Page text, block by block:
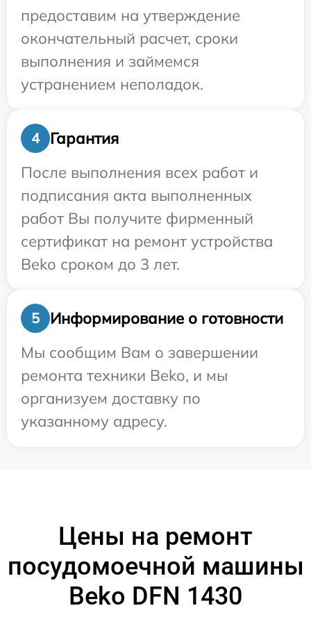
предоставим на утверждение
окончательный расчет, сроки
выполнения и займемся
устранением неполадок.
4
Гарантия
После выполнения всех работ и
подписания акта выполненных
работ Вы получите фирменный
сертификат на ремонт устройства
Beko сроком до 3 лет.
5
Информирование о готовности
Мы сообщим Вам о завершении
ремонта техники Beko, и мы
организуем доставку по
указанному адресу.
Цены на ремонт
посудомоечной машины
Beko DFN 1430